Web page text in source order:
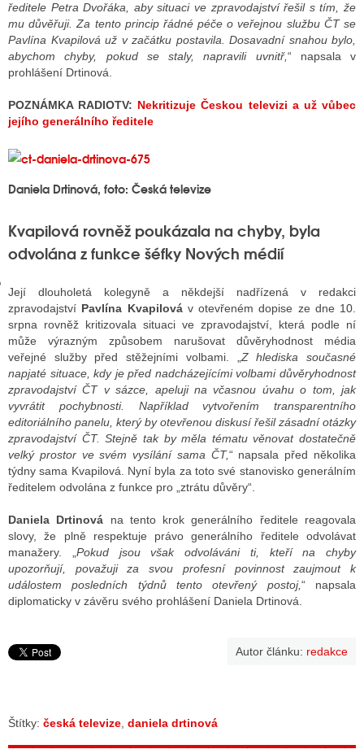
STÁT BLOGEREM
DISKUTÉRA NA RADIOTV
ředitele Petra Dvořáka, aby situaci ve zpravodajství řešil s tím, že
mu důvěřuji. Za tento princip řádné péče o veřejnou službu ČT se
Pavlína Kvapilová už v začátku postavila. Dosavadní snahou bylo,
abychom chyby, pokud se staly, napravili uvnitř,“ napsala v
prohlášení Drtinová.
POZNÁMKA RADIOTV: Nekritizuje Českou televizi a už vůbec
jejího generálního ředitele
Daniela Drtinová, foto: Česká televize
Kvapilová rovněž poukázala na chyby, byla
odvolána z funkce šéfky Nových médií
Její dlouholetá kolegyně a někdejší nadřízená v redakci
zpravodajství Pavlína Kvapilováv otevřeném dopise ze dne 10.
srpna rovněž kritizovala situaci ve zpravodajství, která podle ní
může výrazným způsobem narušovat důvěryhodnost média
veřejné služby před stěžejními volbami. „ Z hlediska současné
napjaté situace, kdy je před nadcházejícími volbami důvěryhodnost
zpravodajství ČT v sázce, apeluji na včasnou úvahu o tom, jak
vyvrátit pochybnosti. Například vytvořením transparentního
editoriálního panelu, který by otevřenou diskusí řešil zásadní otázky
zpravodajství ČT. Stejně tak by měla tématu věnovat dostatečně
velký prostor ve svém vysílání sama ČT,“ napsala před několika
týdny sama Kvapilová. Nyní byla za toto své stanovisko generálním
ředitelem odvolána z funkce pro „ztrátu důvěry“.
Daniela Drtinová na tento krok generálního ředitele reagovala
slovy, že plně respektuje právo generálního ředitele odvolávat
manažery. „ Pokud jsou však odvoláváni ti, kteří na chyby
upozorňují, považuji za svou profesní povinnost zaujmout k
událostem posledních týdnů tento otevřený postoj,“ napsala
diplomaticky v závěru svého prohlášení Daniela Drtinová.
Autor článku: redakce
Štítky: česká televize daniela drtinová